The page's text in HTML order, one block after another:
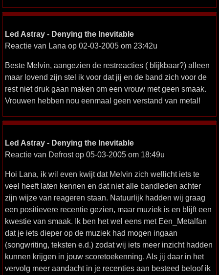
Led Astray - Denying the Inevitable
Reactie van Lana op 02-03-2005 om 23:42u
Beste Melvin, aangezien de restreacties ( blijkbaar?) alleen
maar lovend zijn stel ik voor dat jij en de band zich voor de
rest niet druk gaan maken om een vrouw met geen smaak.
Vrouwen hebben nou eenmaal geen verstand van metal!
Led Astray - Denying the Inevitable
Reactie van Defrost op 05-03-2005 om 18:49u
Hoi Lana, ik wil even kwijt dat Melvin zich wellicht iets te
veel heeft laten kennen en dat niet alle bandleden achter
zijn wijze van reageren staan. Natuurlijk hadden wij graag
een positievere recentie gezien, maar muziek is en blijft een
kwestie van smaak. Ik ben het wel eens met Een_Metalfan
dat je iets dieper op de muziek had mogen ingaan
(songwriting, teksten e.d.) zodat wij iets meer inzicht hadden
kunnen krijgen in jouw scoretoekenning. Als jij daar in het
vervolg meer aandacht in je recenties aan besteed beloof ik